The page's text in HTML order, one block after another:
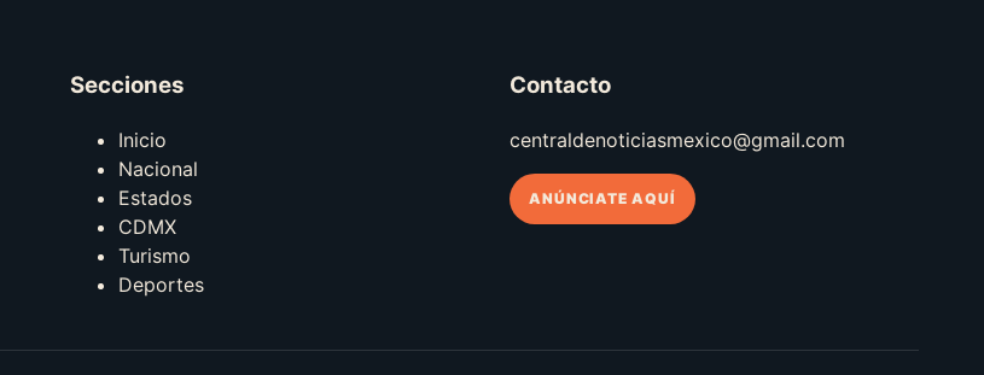
Secciones
Inicio
Nacional
Estados
CDMX
Turismo
Deportes
Contacto
centraldenoticiasmexico@gmail.com
ANÚNCIATE AQUÍ